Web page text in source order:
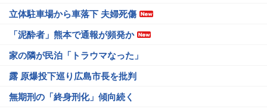
立体駐車場から車落下 夫婦死傷
「泥酔者」熊本で通報が頻発か
家の隣が民泊「トラウマなった」
露 原爆投下巡り広島市長を批判
無期刑の「終身刑化」傾向続く